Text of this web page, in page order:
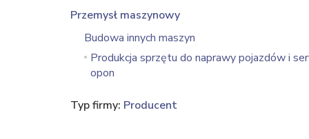
Przemysł maszynowy
Budowa innych maszyn
Produkcja sprzętu do naprawy pojazdów i
opon
Typ firmy: Producent